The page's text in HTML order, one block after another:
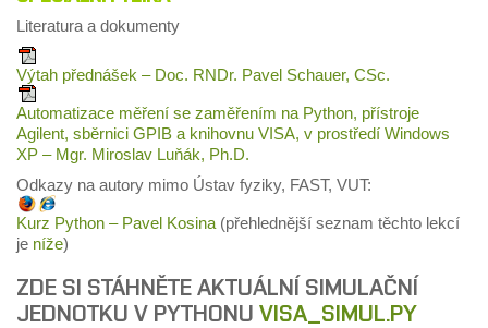
Literatura a dokumenty
Výtah přednášek – Doc. RNDr. Pavel Schauer, CSc.
Automatizace měření se zaměřením na Python, přístroje
Agilent, sběrnici GPIB a knihovnu VISA, v prostředí Windows
XP – Mgr. Miroslav Luňák, Ph.D.
Odkazy na autory mimo Ústav fyziky, FAST, VUT:
Kurz Python – Pavel Kosina (přehlednější seznam těchto lekcí
je níže)
ZDE SI STÁHNĚTE AKTUÁLNÍ SIMULAČNÍ
JEDNOTKU V PYTHONU VISA_SIMUL.PY